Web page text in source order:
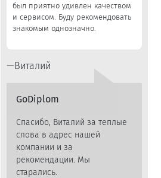
был приятно удивлен качеством
и сервисом. Буду рекомендовать
знакомым однозначно.
Виталий
GoDiplom
Спасибо, Виталий за теплые
слова в адрес нашей
компании и за
рекомендации. Мы
старались.